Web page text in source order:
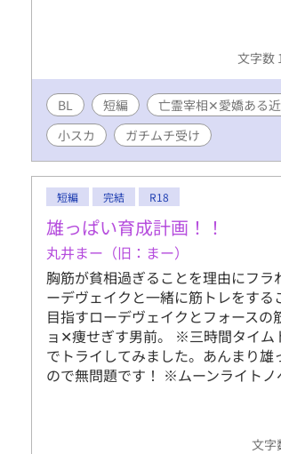
文字数
BL 短編 亡霊宰相✕愛嬌ある
小スカ
ガチムチ受け
短編 完結 R18
雄っぱい育成計画！！
丸井まー（旧：まー）
胸筋が貧相過ぎることを理由にフ
ーデヴェイクと一緒に筋トレをす
目指すローデヴェイクとフォース
ョ✕痩せぎす男前。 ※三時間タイム
でトライしてみました。あんまり
ので無問題です！ ※ムーンライトノ
文字